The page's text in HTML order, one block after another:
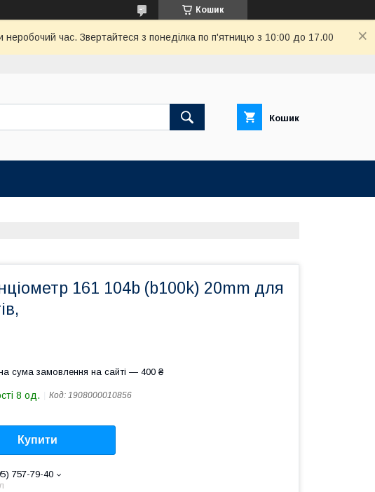
Кошик
неробочий час. Звертайтеся з понеділка по п'ятницю з 10:00 до 17.00
Кошик
161 104b (b100k) 20mm для
сума замовлення на сайті — 400 ₴
8 од. Код: 1908000010856
Купити
757-79-40